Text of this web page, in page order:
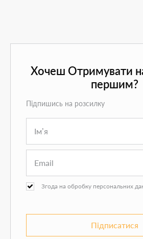
Хочеш Отримувати
першим?
Підпишись на розсилку
Згода на обробку персональних
Підписатися